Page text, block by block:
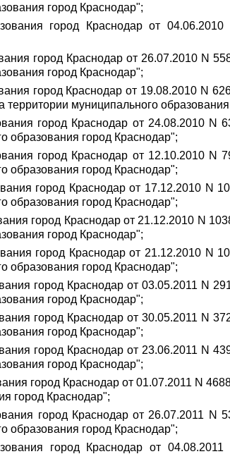
город Краснодар";
город Краснодар от
город Краснодар от 26.07.2010 N
город Краснодар";
город Краснодар от 19.08.2010 N
муниципального
город Краснодар от 24.08.2010
образования город Краснодар";
город Краснодар от 12.10.2010
образования город Краснодар";
город Краснодар от 17.12.2010 N
образования город Краснодар";
город Краснодар от 21.12.2010 N
город Краснодар";
город Краснодар от 21.12.2010 N
образования город Краснодар";
город Краснодар от 03.05.2011 N
город Краснодар";
город Краснодар от 30.05.2011 N
город Краснодар";
город Краснодар от 23.06.2011 N
город Краснодар";
город Краснодар от 01.07.2011 N
город Краснодар";
город Краснодар от 26.07.2011
образования город Краснодар";
город Краснодар от